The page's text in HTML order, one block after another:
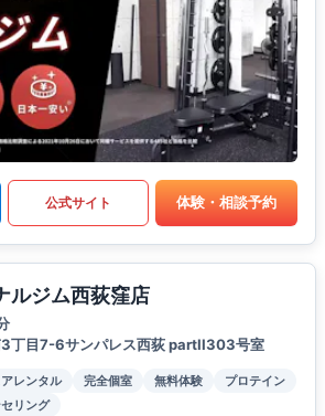
公式サイト 体験・相談予約
ルジム西荻窪店
3丁目7-6サンパレス西荻 partII303号室
レンタル 完全個室 無料体験
プロテイン
リング